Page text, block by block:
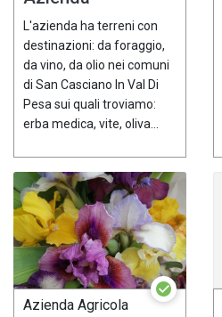
L'azienda ha terreni con
destinazioni: da foraggio,
da vino, da olio nei comuni
di San Casciano In Val Di
Pesa sui quali troviamo:
erba medica, vite, oliva...
Azienda Agricola